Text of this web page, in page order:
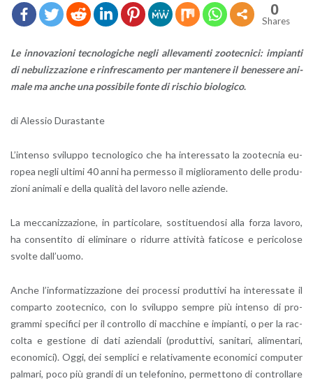
0
Shares
Le in­no­va­zio­ni tec­no­lo­gi­che negli al­le­va­men­ti zoo­tec­ni­ci: im­pian­ti
di ne­bu­liz­za­zio­ne e rin­fre­sca­men­to per man­te­ne­re il be­nes­se­re ani­
ma­le ma anche una pos­si­bi­le fonte di ri­schio bio­lo­g­i­co.
di Ales­sio Du­ra­stan­te
L’in­ten­so svi­lup­po tec­no­lo­gi­co che ha in­te­res­sa­to la zoo­tec­nia eu­
ro­pea negli ul­ti­mi 40 anni ha per­mes­so il mi­glio­ra­men­to delle pro­du­
zio­ni ani­ma­li e della qua­li­tà del la­vo­ro nelle azien­de.
La mec­ca­niz­za­zio­ne, in par­ti­co­la­re, so­sti­tuen­do­si alla forza la­vo­ro,
ha con­sen­ti­to di eli­mi­na­re o ri­dur­re at­ti­vi­tà fa­ti­co­se e pe­ri­co­lo­se
svol­te dal­l’uo­mo.
Anche l’in­for­ma­tiz­za­zio­ne dei pro­ces­si pro­dut­ti­vi ha in­te­res­sa­te il
com­par­to zoo­tec­ni­co, con lo svi­lup­po sem­pre più in­ten­so di pro­
gram­mi spe­ci­fi­ci per il con­trol­lo di mac­chi­ne e im­pian­ti, o per la rac­
col­ta e ge­stio­ne di dati azien­da­li (pro­dut­ti­vi, sa­ni­ta­ri, ali­men­ta­ri,
eco­no­mi­ci). Oggi, dei sem­pli­ci e re­la­ti­va­men­te eco­no­mi­ci com­pu­ter
pal­ma­ri, poco più gran­di di un te­le­fo­ni­no, per­met­to­no di con­trol­la­re